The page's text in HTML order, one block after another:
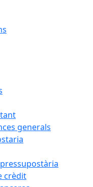
generals
crèdit